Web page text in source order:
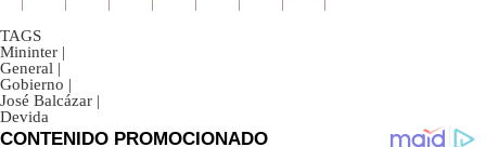
TAGS
Mininter |
General |
Gobierno |
José Balcázar |
Devida